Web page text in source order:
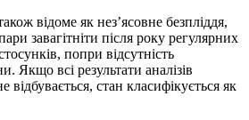
відоме як нез’ясовне безпліддя,
завагітніти після року регулярних
попри відсутність
Якщо всі результати аналізів
відбувається, стан класифікується як